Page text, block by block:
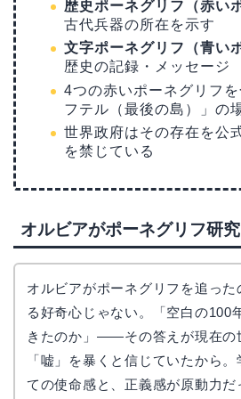
歴史ポーネグリフ（赤い
古代兵器の所在を示す
文字ポーネグリフ（青い
歴史の記録・メッセージ
4つの赤いポーネグリフ
フテル（最後の島）」の
世界政府はその存在を公
を禁じている
オルビアがポーネグリフ研
オルビアがポーネグリフを追った
る好奇心じゃない。「空白の100
きたのか」——その答えが現在の
「嘘」を暴くと信じていたから。
ての使命感と、正義感が原動力だ